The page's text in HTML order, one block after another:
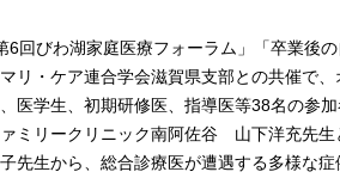
6回びわ湖家庭医療フォーラム」「卒業後
リ・ケア連合学会滋賀県支部との共催で、
医学生、初期研修医、指導医等38名の参加
ミリークリニック南阿佐谷 山下洋充先生
生から、総合診療医が遭遇する多様な症